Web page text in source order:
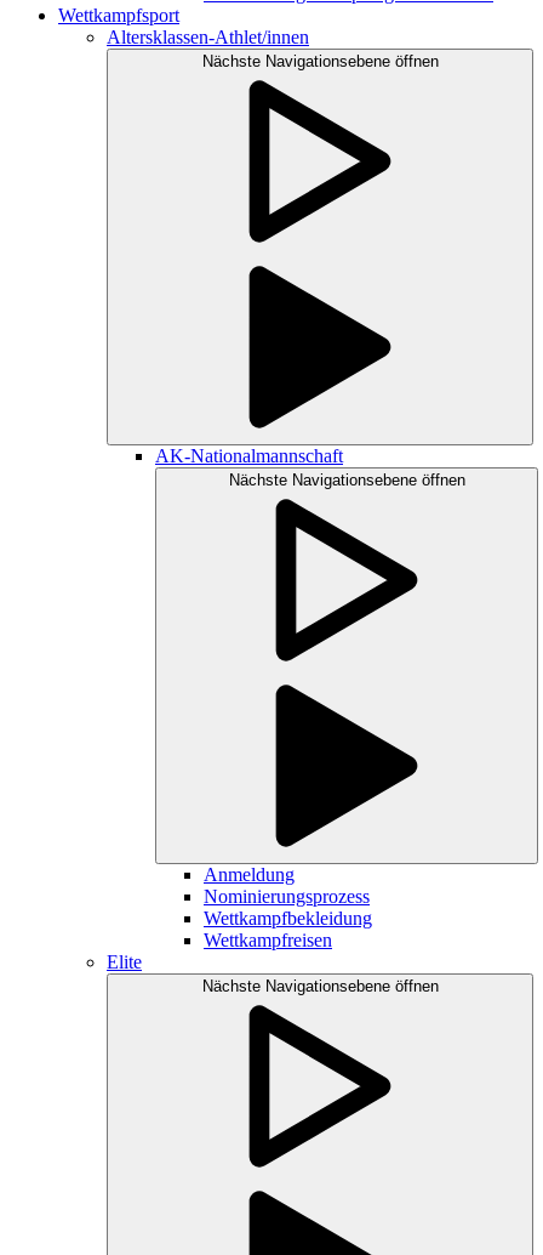
Wettkampfsport
Altersklassen-Athlet/innen
Nächste Navigationsebene öffnen
AK-Nationalmannschaft
Nächste Navigationsebene öffnen
Anmeldung
Nominierungsprozess
Wettkampfbekleidung
Wettkampfreisen
Elite
Nächste Navigationsebene öffnen